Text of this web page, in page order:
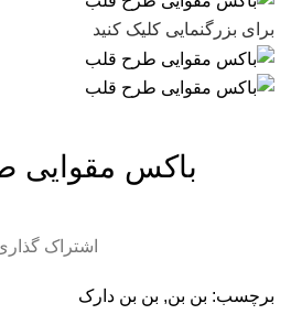
برای بزرگنمایی کلیک کنید
باکس مقوایی
اشتراک
برچسب: بن بن, بن بن دارک